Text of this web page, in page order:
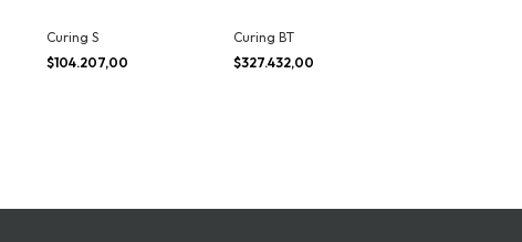
Curing S
$104.207,00
Curing BT
$327.432,00